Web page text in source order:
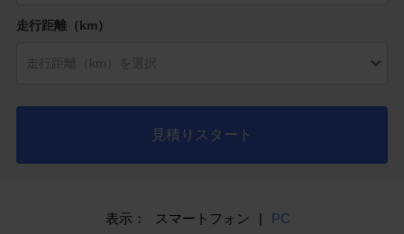
走行距離（km）
見積りスタート
表示： スマートフォン | PC